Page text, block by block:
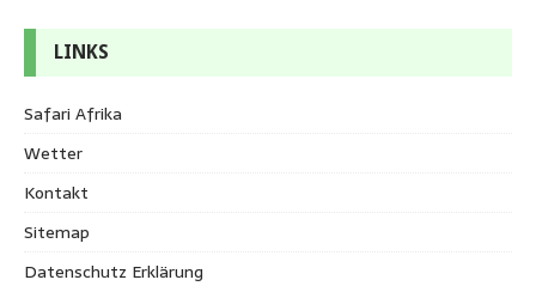
LINKS
Safari Afrika
Wetter
Kontakt
Sitemap
Datenschutz Erklärung